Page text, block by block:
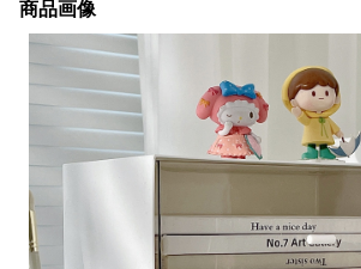
商品画像